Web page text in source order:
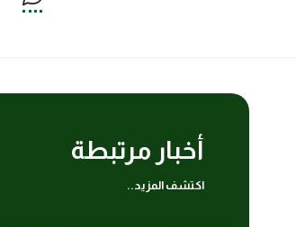
أخبار مرتبطة
اكتشف المزيد..